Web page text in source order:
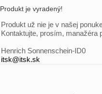
Produkt je vyradený!
Produkt už nie je v našej
Kontaktujte, prosím, manažéra
Henrich Sonnenschein-ID0
itsk@itsk.sk